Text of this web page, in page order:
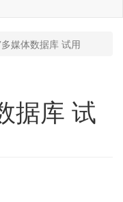
多媒体数据库 试用
据库 试